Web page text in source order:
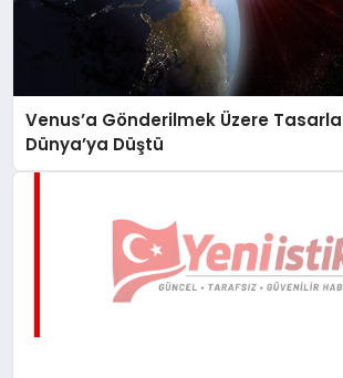
Venus’a Gönderilmek Üzere
Dünya’ya Düştü